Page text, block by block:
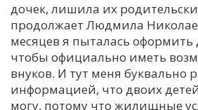
дочек, лишила их
продолжает Людмила
месяцев я пыталась оформить
чтобы официально иметь
внуков. И тут меня буквально
информацией, что двоих
могу, потому что жилищные